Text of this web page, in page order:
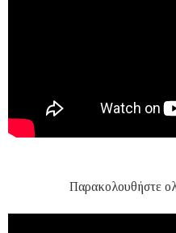
Παρακολουθήστε